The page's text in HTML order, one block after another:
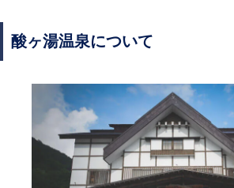
酸ヶ湯温泉について